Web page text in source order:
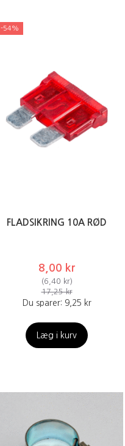
-54%
FLADSIKRING 10A RØD
8,00 kr
(6,40 kr)
17,25 kr
Du sparer: 9,25 kr
Læg i kurv